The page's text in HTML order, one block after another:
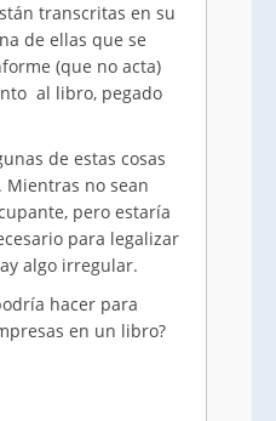
transcritas en su
de ellas que se
(que no acta)
al libro, pegado
de estas cosas
Mientras no sean
pero estaría
para legalizar
algo irregular.
hacer para
en un libro?